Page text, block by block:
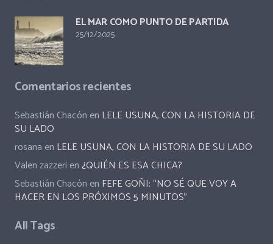
EL MAR COMO PUNTO DE PARTIDA
25/12/2025
Comentarios recientes
Sebastián Chacón en LELE USUNA, CON LA HISTORIA DE
SU LADO
rosana en LELE USUNA, CON LA HISTORIA DE SU LADO
Valen zazzeri en¿QUIÉN ES ESA CHICA?
Sebastián Chacón en FEFE GOÑI: “NO SÉ QUE VOY A
HACER EN LOS PRÓXIMOS 5 MINUTOS”
All Tags